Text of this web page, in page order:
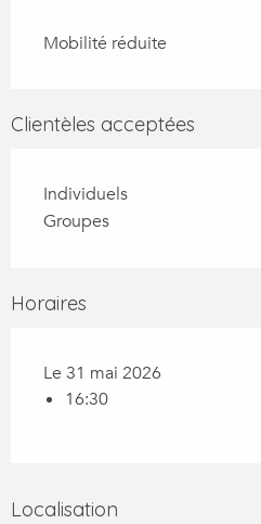
Mobilité réduite
Clientèles acceptées
Individuels
Groupes
Horaires
Le 31 mai 2026
16:30
Localisation